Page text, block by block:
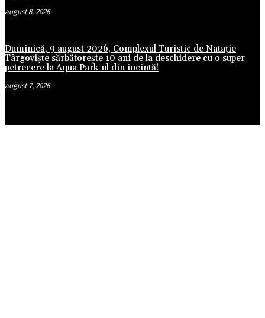
august 8, 2026
Duminică, 9 august 2026, Complexul Turistic de Natație
Târgoviște sărbătorește 10 ani de la deschidere cu o super
petrecere la Aqua Park-ul din incintă!
august 7, 2026